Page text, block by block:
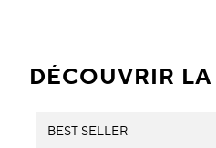
DÉCOUVRIR
BEST SELLER